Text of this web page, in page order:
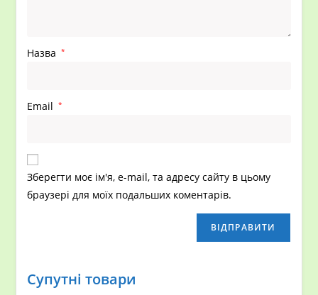
Назва *
Email *
Зберегти моє ім'я, e-mail, та адресу сайту в цьому
браузері для моїх подальших коментарів.
Супутні товари